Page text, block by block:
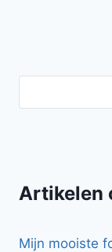
Artikelen
Mijn mooiste